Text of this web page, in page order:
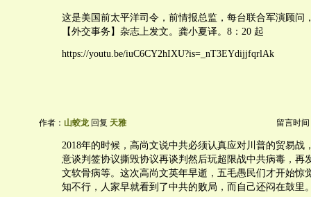
这是美国前太平洋司令，前情报总监，每台联合军演顾问
【外交事务】杂志上发文。龚小夏译。8：20 起
https://youtu.be/iuC6CY2hIXU?is=_nT3EYdijjfqrlAk
作者： 山蛟龙回复 天雅 留言时间
2018年的时候，高尚文说中共必须认真应对川普的贸易战
意谈判签协议撕毁协议再谈判然后玩超限战中共病毒，再
文软骨病等。这次高尚文英年早逝，五毛愚民们才开始惊
知不行，人家早就看到了中共的败局，而自己还闷在鼓里